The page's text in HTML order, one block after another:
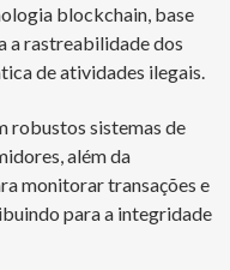
blockchain, base
a rastreabilidade dos
de atividades ilegais.
robustos sistemas de
além da
monitorar transações e
para a integridade